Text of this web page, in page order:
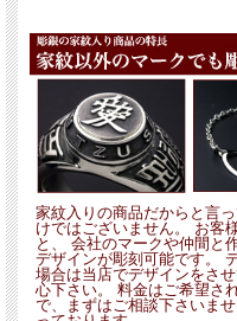
家紋入りの商品だからと言
けではございません。 お客
と、 会社のマークや仲間と
デザインが彫刻可能です。
場合は当店でデザインをさ
心下さい。 料金はご希望さ
で、まずはご相談下さいま